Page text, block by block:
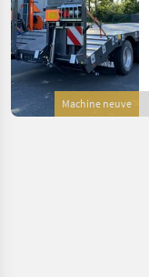
Möslein
Fliegl
Machine neuve